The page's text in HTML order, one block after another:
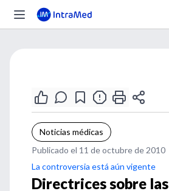
Noticias médicas
Publicado el 11 de octubre de 2010
La controversia está aún vigente
Directrices sobre las